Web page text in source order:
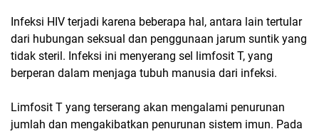
Infeksi HIV terjadi karena beberapa hal, antara lain tertular
dari hubungan seksual dan penggunaan jarum suntik yang
tidak steril. Infeksi ini menyerang sel limfosit T, yang
berperan dalam menjaga tubuh manusia dari infeksi.
Limfosit T yang terserang akan mengalami penurunan
jumlah dan mengakibatkan penurunan sistem imun. Pada